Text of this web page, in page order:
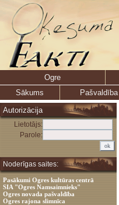
Ogre
Sākums
Pašvaldība
Autorizācija
Lietotājs:
Parole:
Noderīgas saites:
Pasākumi Ogres kultūras centrā
SIA "Ogres Namsaimnieks"
Ogres novada pašvaldība
Ogres rajona slimnīca